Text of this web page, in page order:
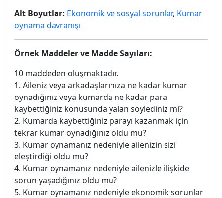
Alt Boyutlar: Ekonomik ve sosyal sorunlar, Kumar
oynama davranışı
Örnek Maddeler ve Madde Sayıları:
10 maddeden oluşmaktadır.
1. Aileniz veya arkadaşlarınıza ne kadar kumar
oynadığınız veya kumarda ne kadar para
kaybettiğiniz konusunda yalan söylediniz mi?
2. Kumarda kaybettiğiniz parayı kazanmak için
tekrar kumar oynadığınız oldu mu?
3. Kumar oynamanız nedeniyle ailenizin sizi
eleştirdiği oldu mu?
4. Kumar oynamanız nedeniyle ailenizle ilişkide
sorun yaşadığınız oldu mu?
5. Kumar oynamanız nedeniyle ekonomik sorunlar